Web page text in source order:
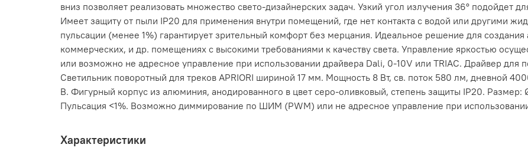
вниз позволяет реализовать множество свето-дизайнерских задач. Узкий угол излучения 36° подойдет
Имеет защиту от пыли IP20 для применения внутри помещений, где нет контакта с водой или другими
пульсации (менее 1%) гарантирует зрительный комфорт без мерцания. Идеальное решение для
коммерческих, и др. помещениях с высокими требованиями к качеству света. Управление яркостью
или возможно не адресное управление при использовании драйвера Dali, 0-10V или TRIAC. Драйвер для
Светильник поворотный для треков APRIORI шириной 17 мм. Мощность 8 Вт, св. поток 580 лм, дневной
В. Фигурный корпус из алюминия, анодированного в цвет серо-оливковый, степень защиты IP20. Размер:
Пульсация <1%. Возможно диммирование по ШИМ (PWM) или не адресное управление при
Характеристики